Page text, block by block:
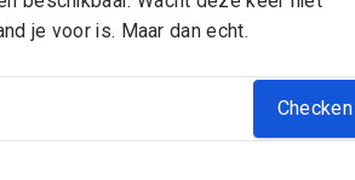
je voor is. Maar dan echt.
Checken